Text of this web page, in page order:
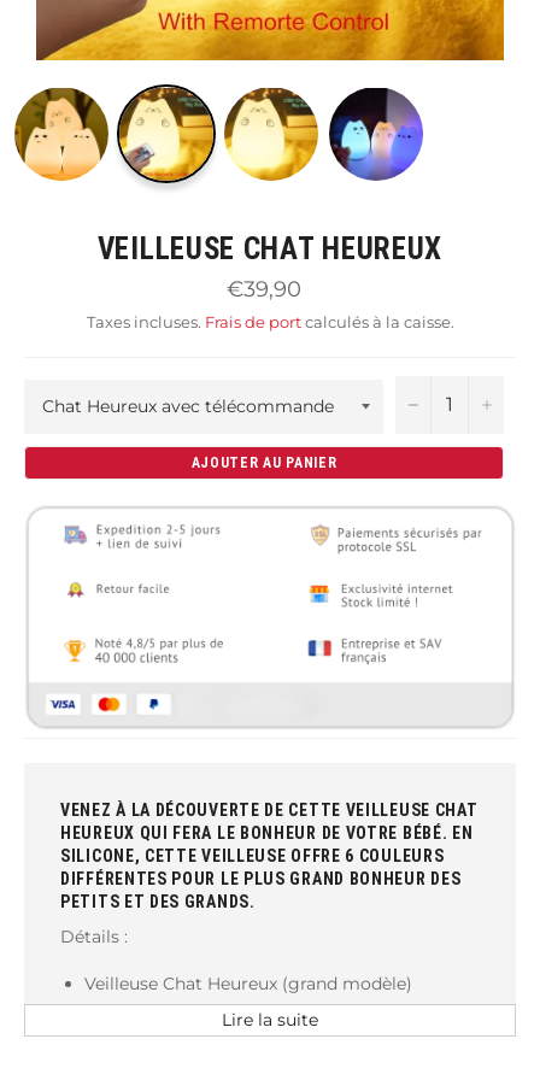
VEILLEUSE CHAT HEUREUX
Prix
régulier
€39,90
Taxes incluses. Frais de portcalculés à la caisse.
− +
AJOUTER AU PANIER
VENEZ À LA DÉCOUVERTE DE CETTE VEILLEUSE CHAT
HEUREUX QUI FERA LE BONHEUR DE VOTRE BÉBÉ. EN
SILICONE, CETTE VEILLEUSE OFFRE 6 COULEURS
DIFFÉRENTES POUR LE PLUS GRAND BONHEUR DES
PETITS ET DES GRANDS.
Détails :
Veilleuse Chat Heureux (grand modèle)
Rechargeable (usb)Lire la suite